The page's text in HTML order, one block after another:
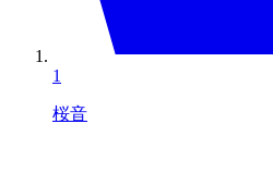
1
桜音